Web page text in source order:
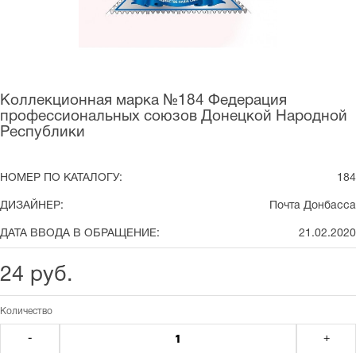
Коллекционная марка №184 Федерация
профессиональных союзов Донецкой Народной
Республики
НОМЕР ПО КАТАЛОГУ: 184
ДИЗАЙНЕР: Почта Донбасса
ДАТА ВВОДА В ОБРАЩЕНИЕ: 21.02.2020
24 руб.
Количество
- +